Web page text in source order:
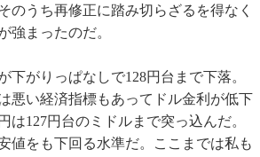
のうち再修正に踏み切らざるを得なく
強まったのだ。
がりっぱなしで128円台まで下落。
悪い経済指標もあってドル金利が低下
は127円台のミドルまで突っ込んだ。
値をも下回る水準だ。ここまでは私も